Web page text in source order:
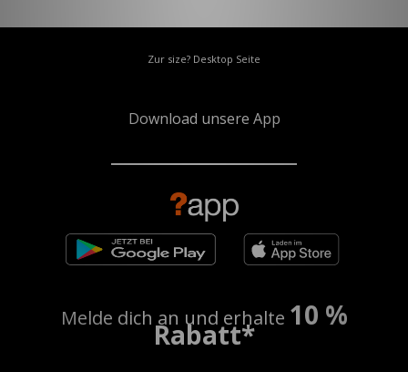
Zur size? Desktop Seite
Download unsere App
Melde dich an und erhalte 10 %
Rabatt*